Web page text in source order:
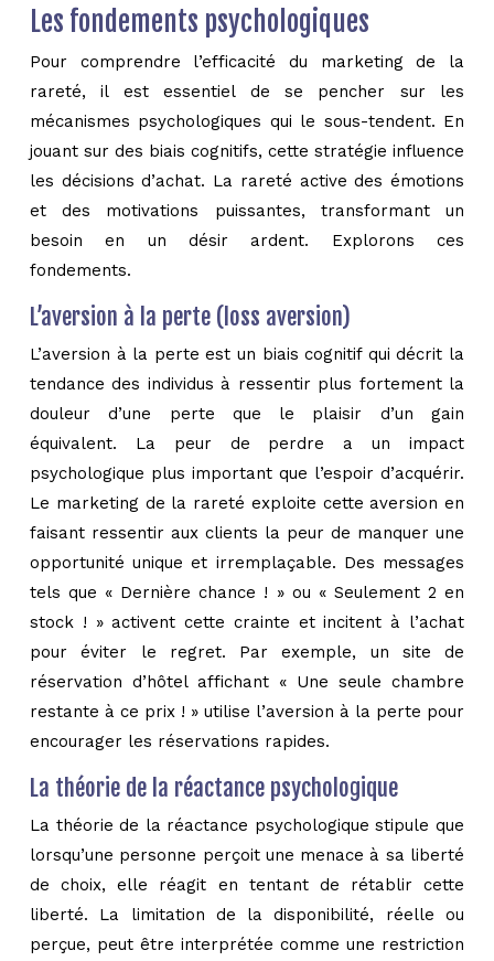
Les fondements psychologiques
Pour comprendre l’efficacité du marketing de la
rareté, il est essentiel de se pencher sur les
mécanismes psychologiques qui le sous-tendent. En
jouant sur des biais cognitifs, cette stratégie influence
les décisions d’achat. La rareté active des émotions
et des motivations puissantes, transformant un
besoin en un désir ardent. Explorons ces
fondements.
L’aversion à la perte (loss aversion)
L’aversion à la perte est un biais cognitif qui décrit la
tendance des individus à ressentir plus fortement la
douleur d’une perte que le plaisir d’un gain
équivalent. La peur de perdre a un impact
psychologique plus important que l’espoir d’acquérir.
Le marketing de la rareté exploite cette aversion en
faisant ressentir aux clients la peur de manquer une
opportunité unique et irremplaçable. Des messages
tels que « Dernière chance ! » ou « Seulement 2 en
stock ! » activent cette crainte et incitent à l’achat
pour éviter le regret. Par exemple, un site de
réservation d’hôtel affichant « Une seule chambre
restante à ce prix ! » utilise l’aversion à la perte pour
encourager les réservations rapides.
La théorie de la réactance psychologique
La théorie de la réactance psychologique stipule que
lorsqu’une personne perçoit une menace à sa liberté
de choix, elle réagit en tentant de rétablir cette
liberté. La limitation de la disponibilité, réelle ou
perçue, peut être interprétée comme une restriction